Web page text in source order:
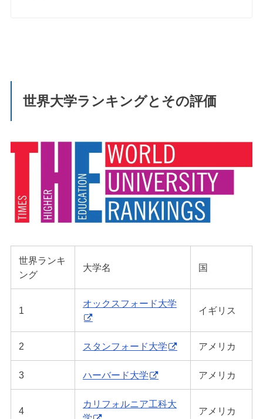
世界大学ランキングとその評価
世界ランキ
ング
大学名 国
1
オックスフォード大学
イギリス
2 スタンフォード大学 アメリカ
3 ハーバード大学 アメリカ
4
カリフォルニア工科大
アメリカ